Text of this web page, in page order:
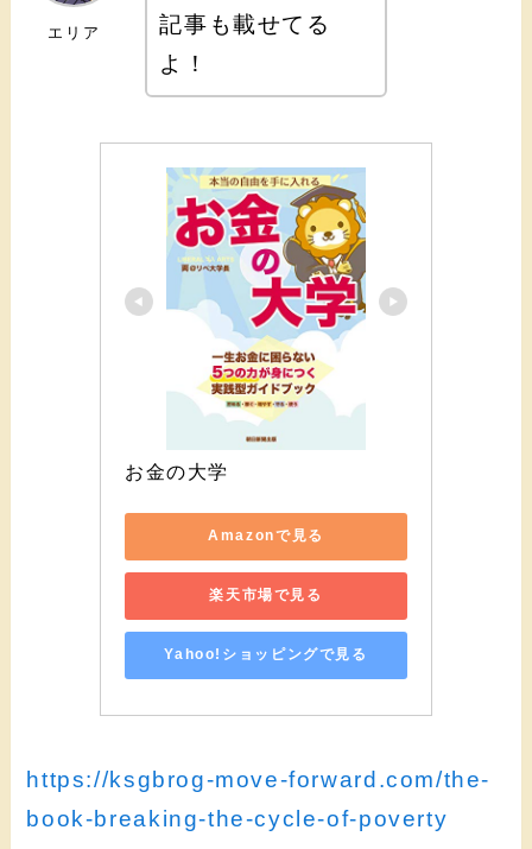
エリア
記事も載せてる
よ！
お金の大学
Amazonで見る
楽天市場で見る
Yahoo!ショッピングで見る
https://ksgbrog-move-forward.com/the-
book-breaking-the-cycle-of-poverty